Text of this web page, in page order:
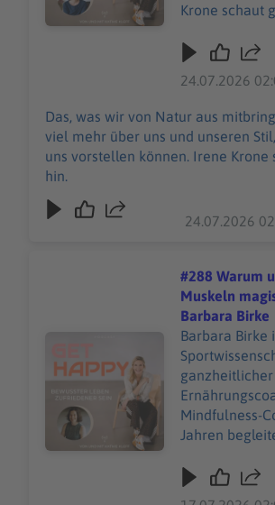
Krone schaut
24.07.2026
Das, was wir von Natur aus
viel mehr über uns und unseren
uns vorstellen können. Irene Krone
hin.
24.07.2026
Audiotitel - #288 Warum unsere
#288 Warum
Muskeln
Barbara Birke
Barbara Birke
ganzheitlicher
Mindfulness-
Jahren
Beraterin für